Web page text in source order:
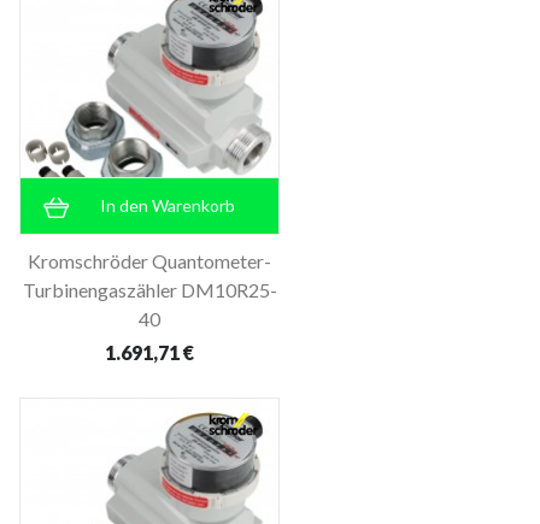
In den Warenkorb
Kromschröder Quantometer-
Turbinengaszähler DM10R25-
40
1.691,71 €